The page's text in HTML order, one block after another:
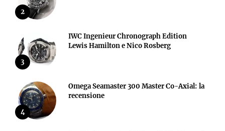
2
3
IWC Ingenieur Chronograph Edition
Lewis Hamilton e Nico Rosberg
4
Omega Seamaster 300 Master Co-Axial: la
recensione